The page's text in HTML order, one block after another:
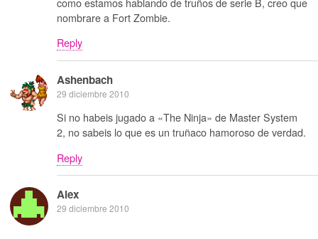
nombrare a Fort Zombie.
Reply
Ashenbach
29 diciembre 2010
Si no habeis jugado a «The Ninja» de Master System
2, no sabeis lo que es un truñaco hamoroso de verdad.
Reply
Alex
29 diciembre 2010